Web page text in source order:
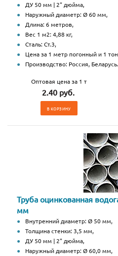
ДУ 50 мм | 2" дюйма,
Наружный диаметр: Ø 60 мм,
Длина: 6 метров,
Вес 1 м2: 4,88 кг,
Сталь: Ст.3,
Цена за 1 метр погонный и 1
Производство: Россия, Беларусь.
Оптовая цена за 1 т
2.40 руб.
В КОРЗИНУ
Труба оцинкованная
мм
Внутренний диаметр: Ø 50 мм,
Толщина стенки: 3,5 мм,
ДУ 50 мм | 2" дюйма,
Наружный диаметр: Ø 60,0 мм,